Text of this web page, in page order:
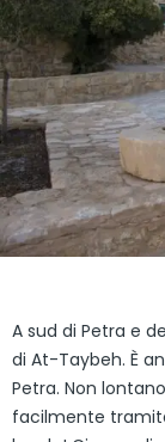
A sud di Petra e
di At-Taybeh. È
Petra. Non
facilmente